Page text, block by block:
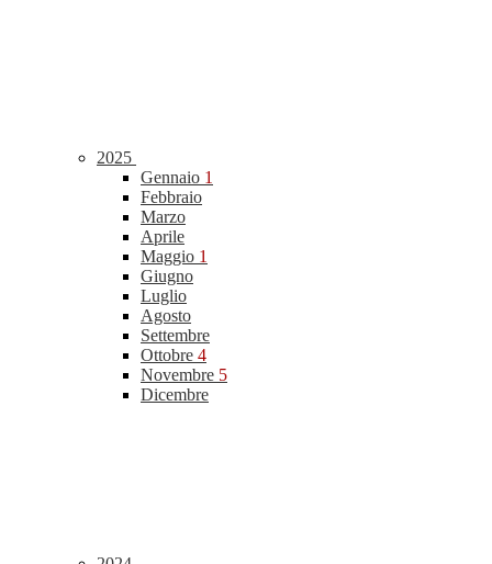
2025
Gennaio 1
Febbraio
Marzo
Aprile
Maggio 1
Giugno
Luglio
Agosto
Settembre
Ottobre 4
Novembre 5
Dicembre